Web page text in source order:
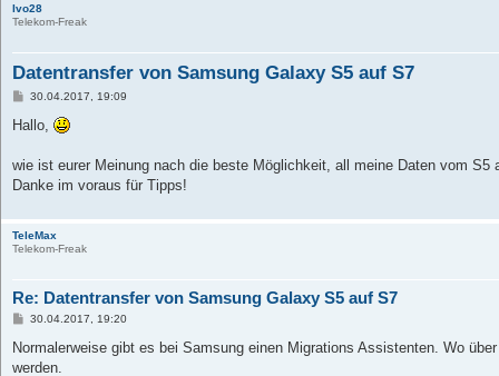
Ivo28
Telekom-Freak
Datentransfer von Samsung Galaxy S5 auf S7
B
i
a
30.04.2017, 19:09
Hallo,
wie ist eurer Meinung nach die beste Möglichkeit, all meine Daten vom S5
Danke im voraus für Tipps!
TeleMax
Telekom-Freak
Re: Datentransfer von Samsung Galaxy S5 auf S7
B
i
r
30.04.2017, 19:20
Normalerweise gibt es bei Samsung einen Migrations Assistenten. Wo
werden.